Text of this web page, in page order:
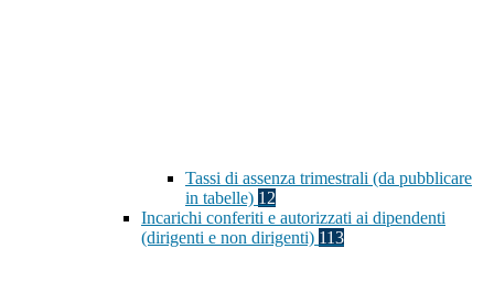
Tassi di assenza trimestrali (da pubblicare
in tabelle) 12
Incarichi conferiti e autorizzati ai dipendenti
(dirigenti e non dirigenti) 113